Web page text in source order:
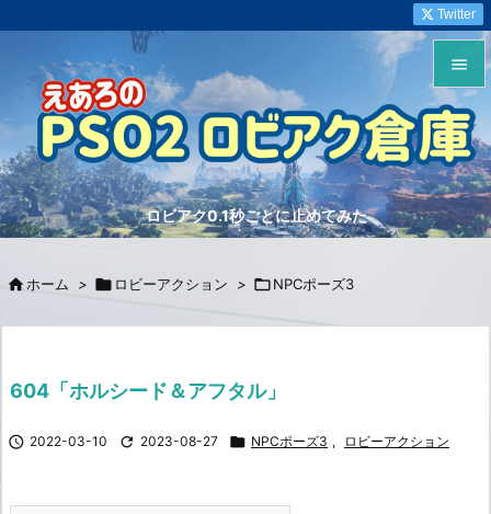
ロビアク0.1秒ごとに止めてみた


メニュ

サイド


Twitter
 ホーム >  ロビーアクション > NPCポーズ3
604「ホルシード＆アフタル」
 2022-03-10  2023-08-27  NPCポーズ3 , ロビーアクション